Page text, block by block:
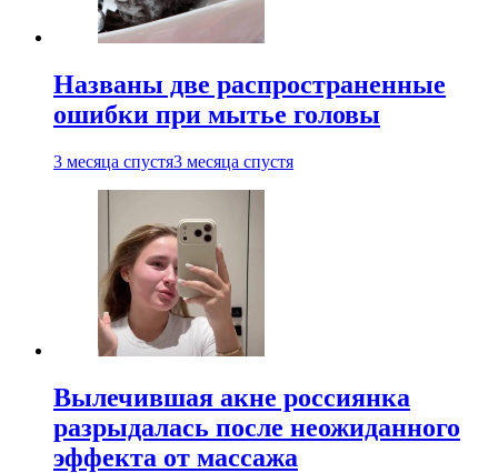
Названы две распространенные
ошибки при мытье головы
3 месяца спустя3 месяца спустя
Вылечившая акне россиянка
разрыдалась после неожиданного
эффекта от массажа